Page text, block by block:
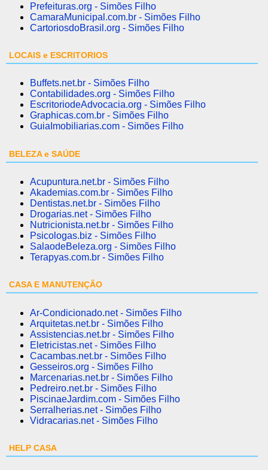
Prefeituras.org - Simões Filho
CamaraMunicipal.com.br - Simões Filho
CartoriosdoBrasil.org - Simões Filho
LOCAIS e ESCRITORIOS
Buffets.net.br - Simões Filho
Contabilidades.org - Simões Filho
EscritoriodeAdvocacia.org - Simões Filho
Graphicas.com.br - Simões Filho
GuiaImobiliarias.com - Simões Filho
BELEZA e SAÚDE
Acupuntura.net.br - Simões Filho
Akademias.com.br - Simões Filho
Dentistas.net.br - Simões Filho
Drogarias.net - Simões Filho
Nutricionista.net.br - Simões Filho
Psicologas.biz - Simões Filho
SalaodeBeleza.org - Simões Filho
Terapyas.com.br - Simões Filho
CASA E MANUTENÇÃO
Ar-Condicionado.net - Simões Filho
Arquitetas.net.br - Simões Filho
Assistencias.net.br - Simões Filho
Eletricistas.net - Simões Filho
Cacambas.net.br - Simões Filho
Gesseiros.org - Simões Filho
Marcenarias.net.br - Simões Filho
Pedreiro.net.br - Simões Filho
PiscinaeJardim.com - Simões Filho
Serralherias.net - Simões Filho
Vidracarias.net - Simões Filho
HELP CASA